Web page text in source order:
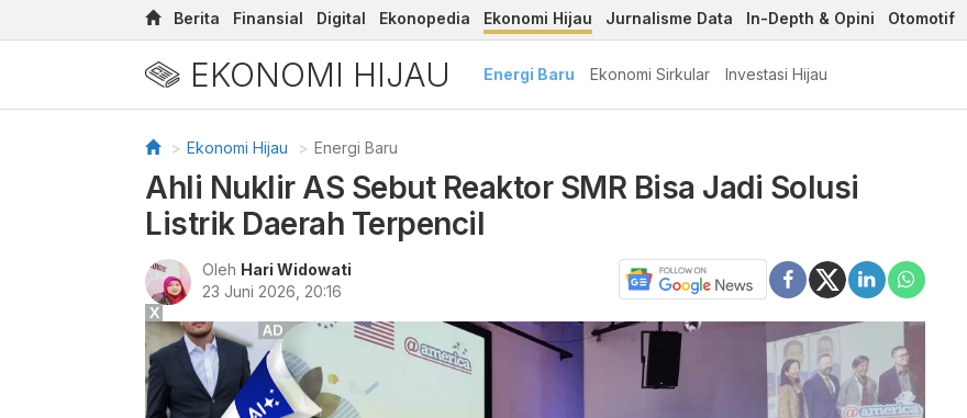
Berita Finansial Digital Ekonopedia Ekonomi Hijau Jurnalisme Data In-Depth & Opini Otomotif
EKONOMI HIJAU Energi Baru Ekonomi Sirkular Investasi Hijau
Ekonomi Hijau Energi Baru
Ahli Nuklir AS Sebut Reaktor SMR Bisa Jadi Solusi
Listrik Daerah Terpencil
Oleh Hari Widowati
23 Juni 2026, 20:16
X